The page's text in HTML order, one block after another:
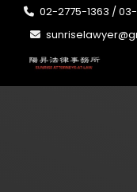
02-2775-1363 /